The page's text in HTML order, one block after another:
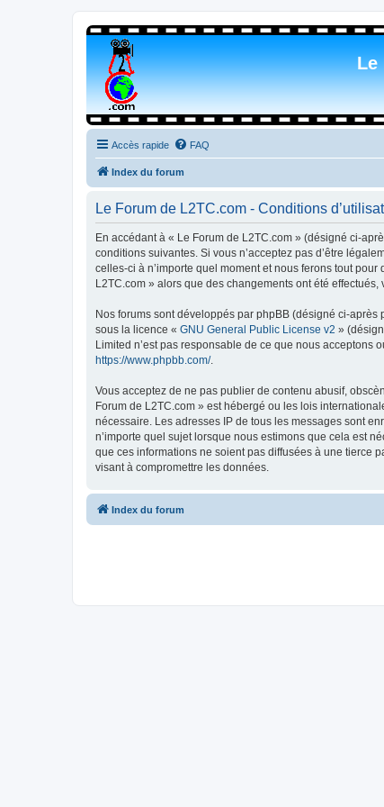
Le
Accès rapide FAQ
Index du forum
Le Forum de L2TC.com - Conditions
En accédant à « Le Forum de L2TC.com » (désigné ci-
conditions suivantes. Si vous n’acceptez pas d’être
celles-ci à n’importe quel moment et nous ferons tout
L2TC.com » alors que des changements ont été
Nos forums sont développés par phpBB (désigné ci-
sous la licence « GNU General Public License v2 »
Limited n’est pas responsable de ce que nous acceptons
https://www.phpbb.com/.
Vous acceptez de ne pas publier de contenu abusif,
Forum de L2TC.com » est hébergé ou les lois
nécessaire. Les adresses IP de tous les messages sont
n’importe quel sujet lorsque nous estimons que cela est
que ces informations ne soient pas diffusées à une tierce
visant à compromettre les données.
Index du forum